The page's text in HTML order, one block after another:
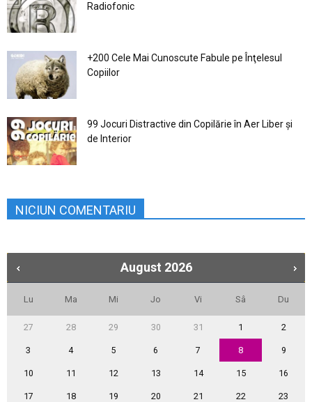
Radiofonic
+200 Cele Mai Cunoscute Fabule pe Înţelesul
Copiilor
99 Jocuri Distractive din Copilărie în Aer Liber şi
de Interior
NICIUN COMENTARIU
August 2026
Lu Ma Mi Jo Vi Sâ Du
27 28 29 30 31 1 2
3 4 5 6 7 8 9
10 11 12 13 14 15 16
17 18 19 20 21 22 23